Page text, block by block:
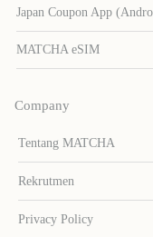
Japan Coupon App
MATCHA eSIM
Company
Tentang MATCHA
Rekrutmen
Privacy Policy